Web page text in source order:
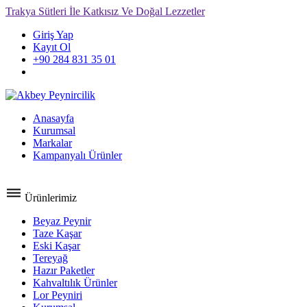
Trakya Sütleri İle Katkısız Ve Doğal Lezzetler
Giriş Yap
Kayıt Ol
+90 284 831 35 01
Anasayfa
Kurumsal
Markalar
Kampanyalı Ürünler
dehaze Ürünlerimiz
Beyaz Peynir
Taze Kaşar
Eski Kaşar
Tereyağ
Hazır Paketler
Kahvaltılık Ürünler
Lor Peyniri